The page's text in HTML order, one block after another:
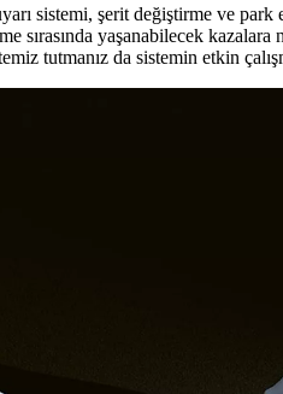
sistemi, şerit değiştirme ve
sırasında yaşanabilecek
tutmanız da sistemin etkin